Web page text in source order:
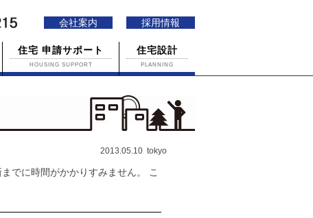
会社案内 採用情報
住宅 申請サポート
HOUSING SUPPORT
住宅設計
PLANNING
2013.05.10 tokyo
に時間がかかりすみません。 こ